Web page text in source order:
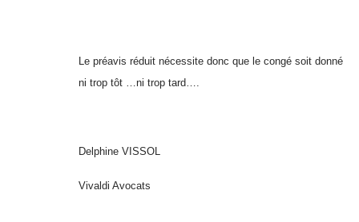
Le préavis réduit nécessite donc que le congé soit donné
ni trop tôt …ni trop tard….
Delphine VISSOL
Vivaldi Avocats